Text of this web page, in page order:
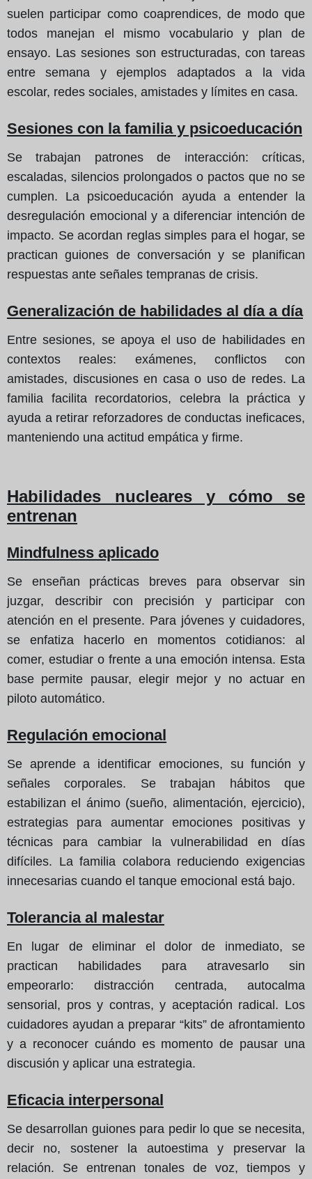
suelen participar como coaprendices, de modo que
todos manejan el mismo vocabulario y plan de
ensayo. Las sesiones son estructuradas, con tareas
entre semana y ejemplos adaptados a la vida
escolar, redes sociales, amistades y límites en casa.
Sesiones con la familia y psicoeducación
Se trabajan patrones de interacción: críticas,
escaladas, silencios prolongados o pactos que no se
cumplen. La psicoeducación ayuda a entender la
desregulación emocional y a diferenciar intención de
impacto. Se acordan reglas simples para el hogar, se
practican guiones de conversación y se planifican
respuestas ante señales tempranas de crisis.
Generalización de habilidades al día a día
Entre sesiones, se apoya el uso de habilidades en
contextos reales: exámenes, conflictos con
amistades, discusiones en casa o uso de redes. La
familia facilita recordatorios, celebra la práctica y
ayuda a retirar reforzadores de conductas ineficaces,
manteniendo una actitud empática y firme.
Habilidades nucleares y cómo se
entrenan
Mindfulness aplicado
Se enseñan prácticas breves para observar sin
juzgar, describir con precisión y participar con
atención en el presente. Para jóvenes y cuidadores,
se enfatiza hacerlo en momentos cotidianos: al
comer, estudiar o frente a una emoción intensa. Esta
base permite pausar, elegir mejor y no actuar en
piloto automático.
Regulación emocional
Se aprende a identificar emociones, su función y
señales corporales. Se trabajan hábitos que
estabilizan el ánimo (sueño, alimentación, ejercicio),
estrategias para aumentar emociones positivas y
técnicas para cambiar la vulnerabilidad en días
difíciles. La familia colabora reduciendo exigencias
innecesarias cuando el tanque emocional está bajo.
Tolerancia al malestar
En lugar de eliminar el dolor de inmediato, se
practican habilidades para atravesarlo sin
empeorarlo: distracción centrada, autocalma
sensorial, pros y contras, y aceptación radical. Los
cuidadores ayudan a preparar “kits” de afrontamiento
y a reconocer cuándo es momento de pausar una
discusión y aplicar una estrategia.
Eficacia interpersonal
Se desarrollan guiones para pedir lo que se necesita,
decir no, sostener la autoestima y preservar la
relación. Se entrenan tonales de voz, tiempos y